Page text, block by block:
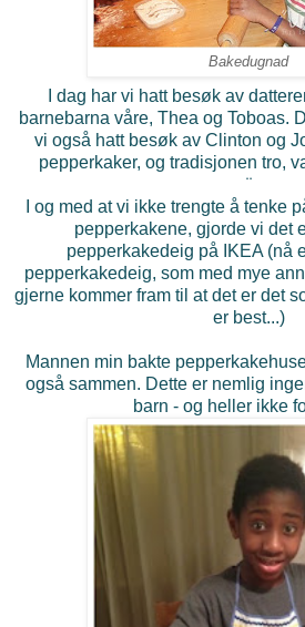
Bakedugnad
I dag har vi hatt besøk av
barnebarna våre, Thea og Toboas.
vi også hatt besøk av Clinton og
pepperkaker, og tradisjonen tro,
¨
I og med at vi ikke trengte å tenke
pepperkakene, gjorde vi det
pepperkakedeig på IKEA (nå
pepperkakedeig, som med mye
gjerne kommer fram til at det er det
er best...)
Mannen min bakte
også sammen. Dette er nemlig
barn - og heller ikke